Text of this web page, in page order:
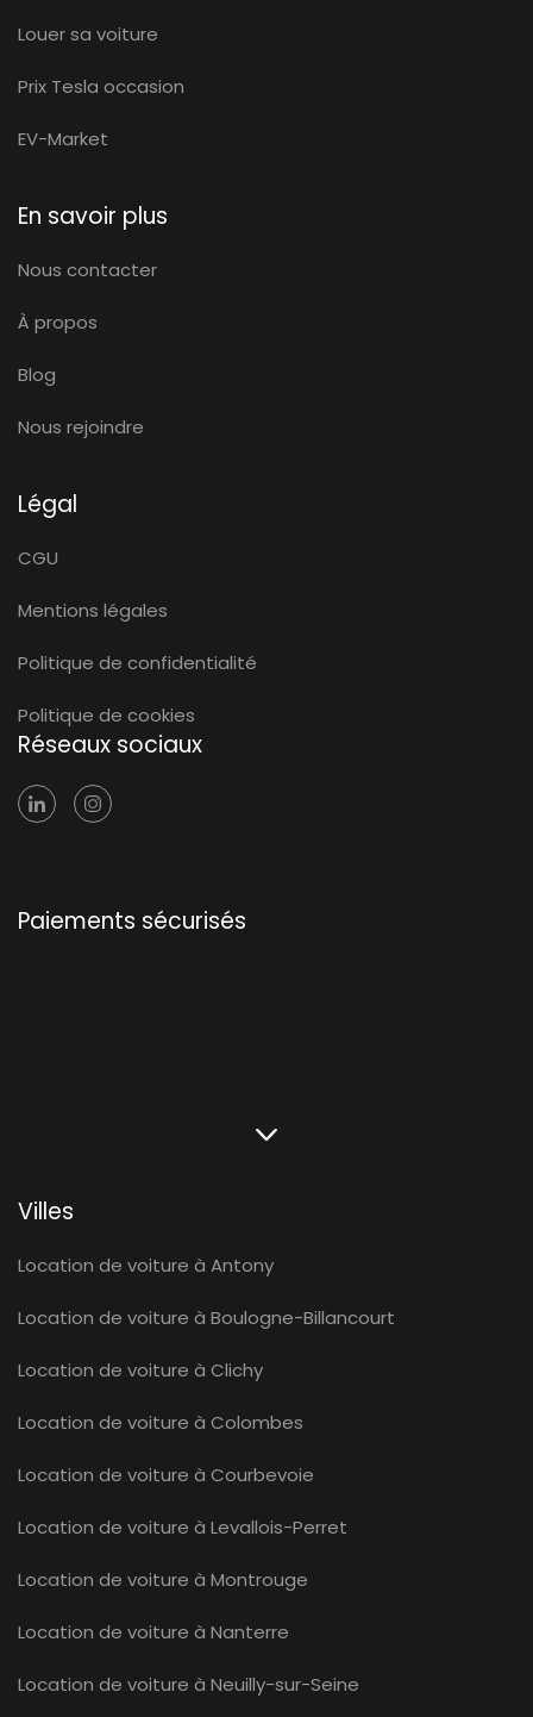
Louer sa voiture
Prix Tesla occasion
EV-Market
En savoir plus
Nous contacter
À propos
Blog
Nous rejoindre
Légal
CGU
Mentions légales
Politique de confidentialité
Politique de cookies
Réseaux sociaux
Paiements sécurisés
Villes
Location de voiture à Antony
Location de voiture à Boulogne-Billancourt
Location de voiture à Clichy
Location de voiture à Colombes
Location de voiture à Courbevoie
Location de voiture à Levallois-Perret
Location de voiture à Montrouge
Location de voiture à Nanterre
Location de voiture à Neuilly-sur-Seine